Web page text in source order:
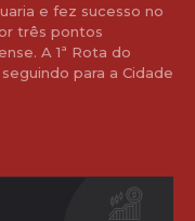
e fez sucesso no
três pontos
do
para a Cidade